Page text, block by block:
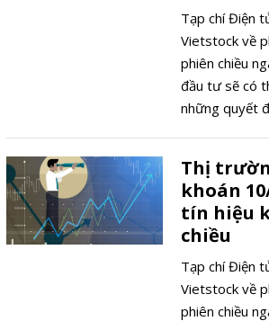
Tạp chí Điện
Vietstock về
phiên chiều
đầu tư sẽ có
những quyết
Thị
khoán
tín hiệu
chiều
Tạp chí Điện
Vietstock về
phiên chiều